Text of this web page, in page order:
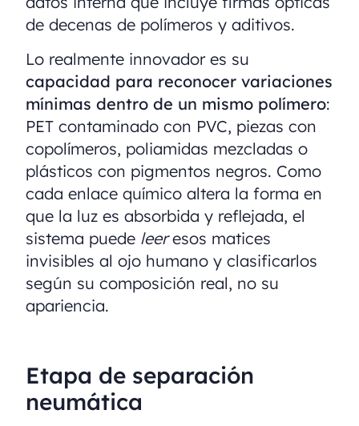
de decenas de polímeros y aditivos.
Lo realmente innovador es su
capacidad para reconocer variaciones
mínimas dentro de un mismo polímero:
PET contaminado con PVC, piezas con
copolímeros, poliamidas mezcladas o
plásticos con pigmentos negros. Como
cada enlace químico altera la forma en
que la luz es absorbida y reflejada, el
sistema puede leeresos matices
invisibles al ojo humano y clasificarlos
según su composición real, no su
apariencia.
Etapa de separación
neumática